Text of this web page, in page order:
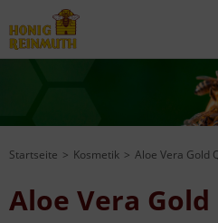
Startseite Kosmetik Aloe Vera Gold
Aloe Vera Gold